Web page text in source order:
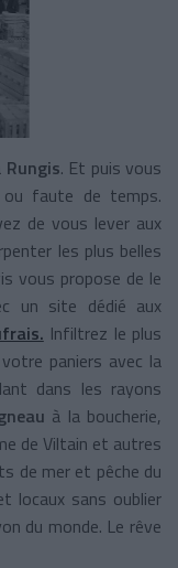
Rungis. Et puis vous
faute de temps.
de vous lever aux
les plus belles
vous propose de le
un site dédié aux
Infiltrez le plus
paniers avec la
dans les rayons
à la boucherie,
de Viltain et autres
de mer et pêche du
locaux sans oublier
du monde. Le rêve